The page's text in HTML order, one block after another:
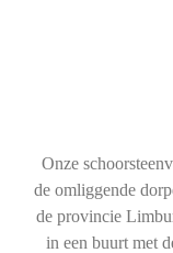
Onze
de omliggende
de provincie
in een buurt met